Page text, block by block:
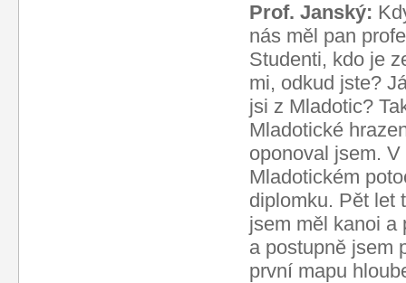
Prof. Janský:
nás měl pan
Studenti, kdo je
mi, odkud jste?
jsi z Mladotic?
Mladotické
oponoval jsem.
Mladotickém
diplomku. Pět let
jsem měl kanoi a
a postupně jsem
první mapu